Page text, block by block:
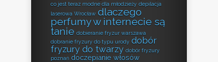
co jest teraz modne dla młodzieży depilacja
laserowa Wrocław dlaczego
perfumy w internecie są
tanie dobieranie fryzur warszawa
dobranie fryzury do typu urody dobór
fryzury do twarzy dobór fryzury
poznań doczepianie włosów